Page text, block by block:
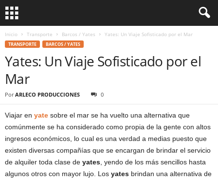
Inicio Transporte Barcos / Yates Yates: Un Viaje Sofisticado por el Mar
TRANSPORTE BARCOS / YATES
Yates: Un Viaje Sofisticado por el
Mar
Por ARLECO PRODUCCIONES 0
Viajar en yate sobre el mar se ha vuelto una alternativa que
comúnmente se ha considerado como propia de la gente con altos
ingresos económicos, lo cual es una verdad a medias puesto que
existen diversas compañías que se encargan de brindar el servicio
de alquiler toda clase de yates , yendo de los más sencillos hasta
algunos otros con mayor lujo. Los yates brindan una alternativa de